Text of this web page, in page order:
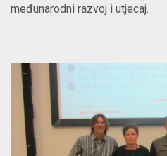
međunarodni razvoj i utjecaj.